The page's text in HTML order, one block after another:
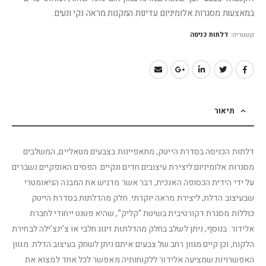
במאצעות מסגרות אלומיניום עדינות המקנות מראה נקי ונעים.
קטגוריה: דלתות כניסה
תיאור
דלתות הכניסה בסדרת הייטק, מתאפיינות בצבעים מטאליים, המשלבים
מסגרות אלומיניום ליצירת עיצובים חדים ונקיים. הפסים האופקיים נשברים
על ידי הידית הכסופה האנכית, דבר אשר מדגיש את המבנה הגיאומטרי
שבעיצוב הדלת, ליצירת מראה יוקרתי. חלק מהדלתות בסדרת הייטק
כוללות מסגרת דקורטיבית בשיטת “קליק”, שהיא פטנט ייחודי לחברת
אלידור. בנוסף, ניתן לשלב בחלק מהדלתות זיגוג חלבי או צ’ינצ’ילה לבחירת
הלקוח, וכן קיים מגוון רחב של צבעים איתם ניתן לשחק בעיצוב הדלת. מגוון
האפשרויות שמציעה אלידור ללקוחותיה מאפשר לכל אחד למצוא את